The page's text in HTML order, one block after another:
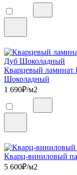
Кварцевый ламинат
Шоколадный
1 690₽/м2
Кварц-виниловый
5 600₽/м2